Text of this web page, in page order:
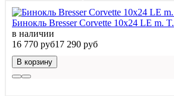
Бинокль Bresser Corvette 10x24 LE m. T.
в наличии
16 770 руб17 290 руб
В корзину